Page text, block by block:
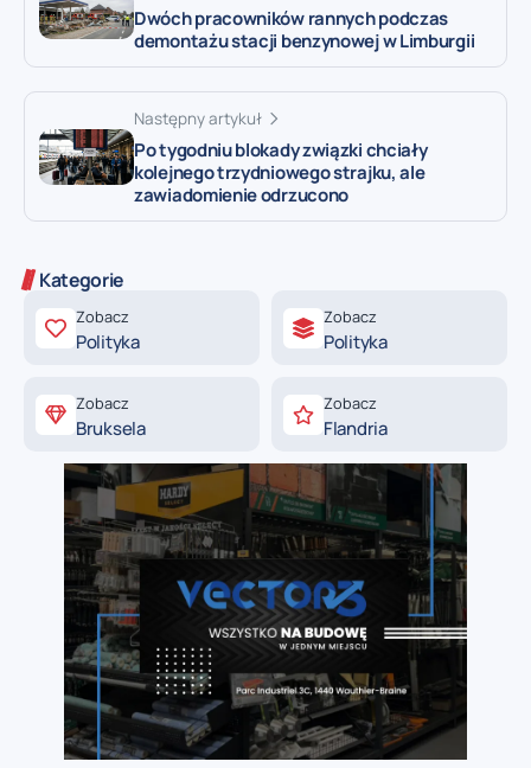
Dwóch pracowników rannych podczas
demontażu stacji benzynowej w Limburgii
Następny artykuł
Po tygodniu blokady związki chciały
kolejnego trzydniowego strajku, ale
zawiadomienie odrzucono
Kategorie
Zobacz
Polityka
Zobacz
Polityka
Zobacz
Bruksela
Zobacz
Flandria